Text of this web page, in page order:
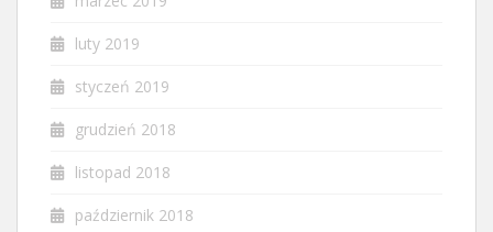
luty 2019
styczeń 2019
grudzień 2018
listopad 2018
październik 2018